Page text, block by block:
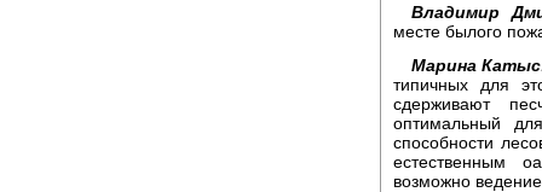
Владимир
месте былого
Марина
типичных для
сдерживают
оптимальный
способности
естественным
возможно ведение